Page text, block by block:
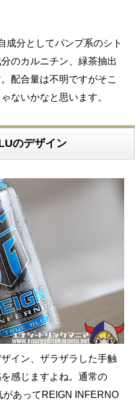
成分としてパンプ系のシト
のカルニチン、緑茶抽出
配合量は不明ですがそこ
ないかなと思います。
のデザイン
イン、ザラザラした手触
感じますよね。通常の
あってREIGN INFERNO